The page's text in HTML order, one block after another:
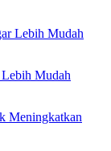
Mudah